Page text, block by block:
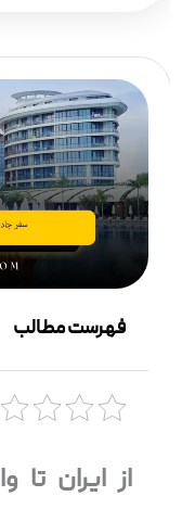
فهرست مطالب
از ایران تا